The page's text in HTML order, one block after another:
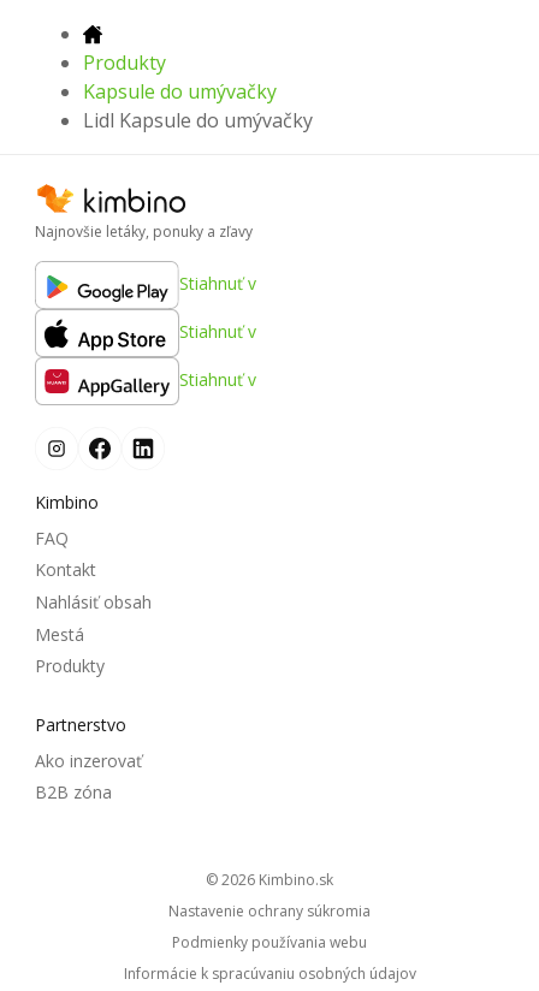
Produkty
Kapsule do umývačky
Lidl Kapsule do umývačky
Najnovšie letáky, ponuky a zľavy
Stiahnuť v
Stiahnuť v
Stiahnuť v
Kimbino
FAQ
Kontakt
Nahlásiť obsah
Mestá
Produkty
Partnerstvo
Ako inzerovať
B2B zóna
© 2026
kimbino.sk
Nastavenie ochrany súkromia
Podmienky používania webu
Informácie k spracúvaniu osobných údajov